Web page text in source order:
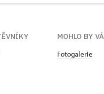
MOHLO BY
Fotogalerie